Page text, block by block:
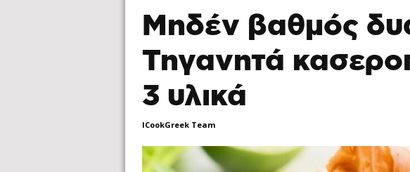
Μηδέν βαθμός
Τηγανητά
3 υλικά
ICookGreek Team